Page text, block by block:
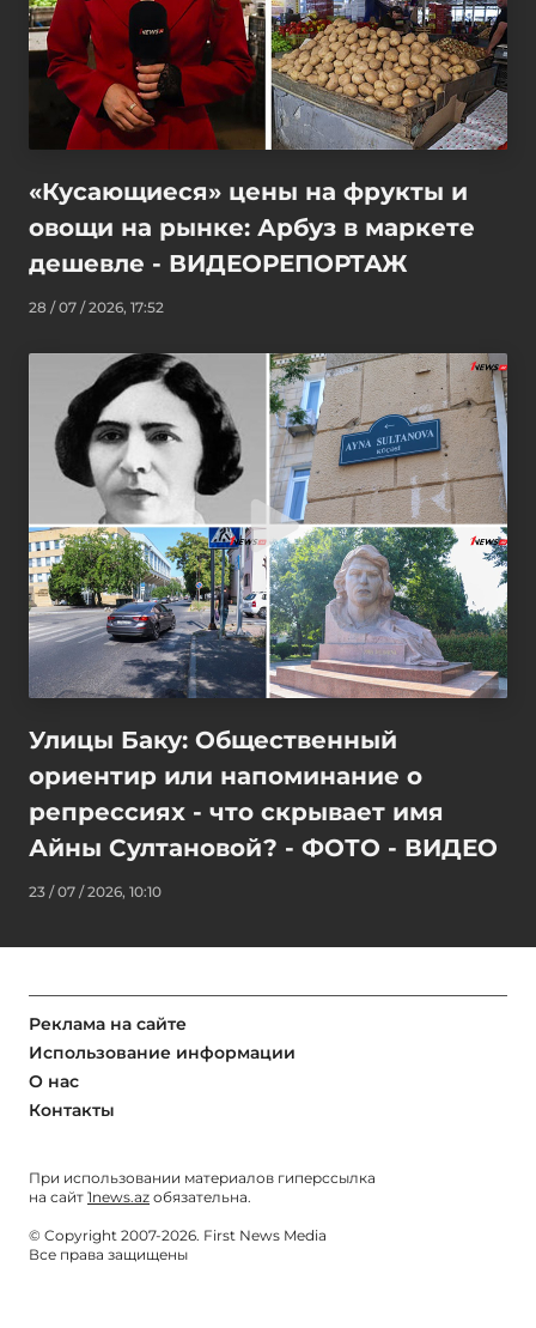
«Кусающиеся» цены на фрукты и
овощи на рынке: Арбуз в маркете
дешевле - ВИДЕОРЕПОРТАЖ
28 / 07 / 2026, 17:52
Улицы Баку: Общественный
ориентир или напоминание о
репрессиях - что скрывает имя
Айны Султановой? - ФОТО - ВИДЕО
23 / 07 / 2026, 10:10
Реклама на сайте
Использование информации
О нас
Контакты
При использовании материалов гиперссылка
на сайт 1news.az обязательна.
© Copyright 2007-2026. First News Media
Все права защищены